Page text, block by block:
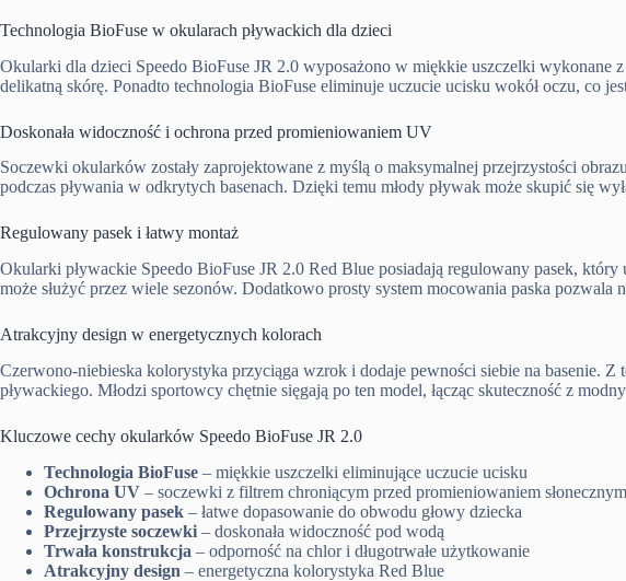
Technologia BioFuse w okularach pływackich dla dzieci
Okularki dla dzieci Speedo BioFuse JR 2.0 wyposażono w miękkie uszczelki wykonane
delikatną skórę. Ponadto technologia BioFuse eliminuje uczucie ucisku wokół oczu, co
Doskonała widoczność i ochrona przed promieniowaniem UV
Soczewki okularków zostały zaprojektowane z myślą o maksymalnej przejrzystości
podczas pływania w odkrytych basenach. Dzięki temu młody pływak może skupić się
Regulowany pasek i łatwy montaż
Okularki pływackie Speedo BioFuse JR 2.0 Red Blue posiadają regulowany pasek,
może służyć przez wiele sezonów. Dodatkowo prosty system mocowania paska
Atrakcyjny design w energetycznych kolorach
Czerwono-niebieska kolorystyka przyciąga wzrok i dodaje pewności siebie na basenie.
pływackiego. Młodzi sportowcy chętnie sięgają po ten model, łącząc skuteczność z
Kluczowe cechy okularków Speedo BioFuse JR 2.0
Technologia BioFuse – miękkie uszczelki eliminujące uczucie ucisku
Ochrona UV – soczewki z filtrem chroniącym przed promieniowaniem słonecznym
Regulowany pasek – łatwe dopasowanie do obwodu głowy dziecka
Przejrzyste soczewki – doskonała widoczność pod wodą
Trwała konstrukcja – odporność na chlor i długotrwałe użytkowanie
Atrakcyjny design – energetyczna kolorystyka Red Blue